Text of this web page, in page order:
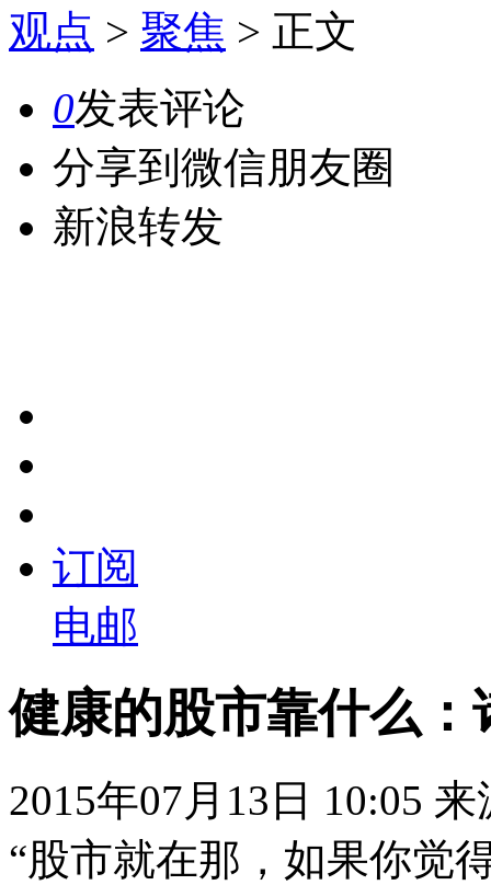
观点 > 聚焦 > 正文
0发表评论
分享到微信朋友圈
新浪转发
订阅
电邮
健康的股市靠什么
2015年07月13日 10:05
“股市就在那，如果你觉